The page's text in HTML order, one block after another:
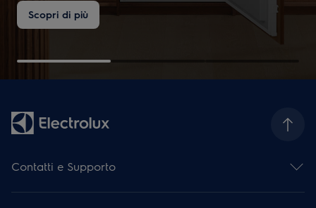
Scopri di più
Contatti e Supporto